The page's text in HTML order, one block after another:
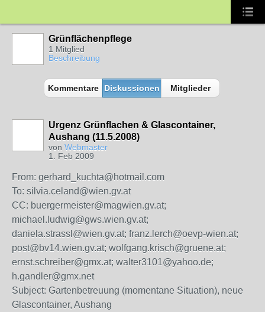
Grünflächenpflege
1 Mitglied
Beschreibung
Kommentare Diskussionen Mitglieder
Urgenz Grünflachen & Glascontainer,
Aushang (11.5.2008)
von Webmaster
1. Feb 2009
From: gerhard_kuchta@hotmail.com
To: silvia.celand@wien.gv.at
CC: buergermeister@magwien.gv.at;
michael.ludwig@gws.wien.gv.at;
daniela.strassl@wien.gv.at; franz.lerch@oevp-wien.at;
post@bv14.wien.gv.at; wolfgang.krisch@gruene.at;
ernst.schreiber@gmx.at; walter3101@yahoo.de;
h.gandler@gmx.net
Subject: Gartenbetreuung (momentane Situation), neue
Glascontainer, Aushang